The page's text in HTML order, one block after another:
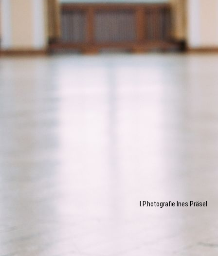
I.P.hotografie Ines Präsel